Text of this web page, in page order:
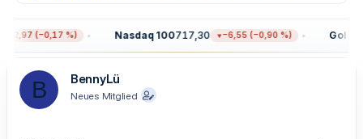
r
a
m
(−0,17 %) Nasdaq 100717,30 −6,55 (−0,90 %) Gold
B BennyLü
Neues Mitglied